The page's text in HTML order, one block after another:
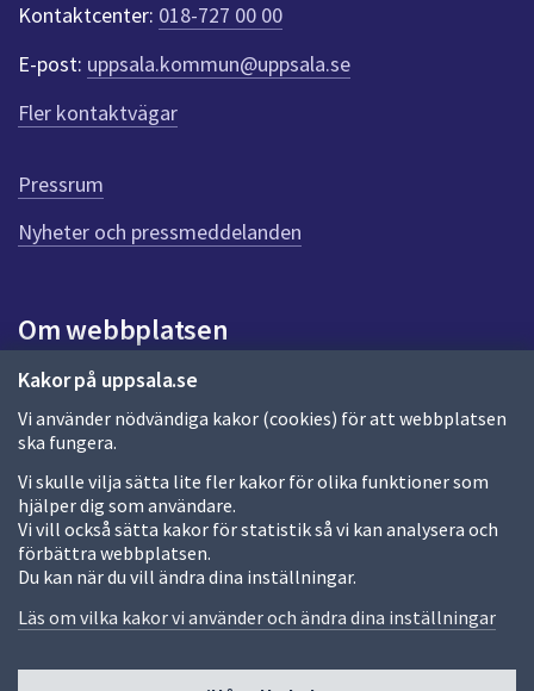
Kakor på uppsala.se
Vi använder nödvändiga kakor (cookies) för att webbplatsen
ska fungera.
Vi skulle vilja sätta lite fler kakor för olika funktioner som
hjälper dig som användare.
Vi vill också sätta kakor för statistik så vi kan analysera och
förbättra webbplatsen.
Du kan när du vill ändra dina inställningar.
Läs om vilka kakor vi använder och ändra dina inställningar
e
r
f
ö
r
e
n
n
a
d
a
Kontaktcenter: 018-727 00 00
E-post: uppsala.kommun@uppsala.se
Fler kontaktvägar
Pressrum
Nyheter och pressmeddelanden
Om webbplatsen
Om webbplatsen
Allmänna handlingar och diarium
Behandling av personuppgifter
Kakor
Språk (other languages)
Tillgänglighetsredogörelse